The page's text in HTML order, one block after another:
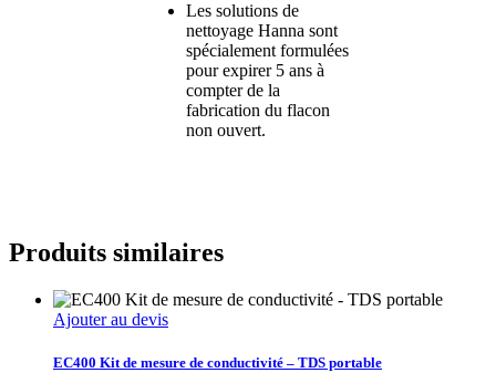
Les solutions de
nettoyage Hanna sont
spécialement formulées
pour expirer 5 ans à
compter de la
fabrication du flacon
non ouvert.
Produits similaires
Ajouter au devis
EC400 Kit de mesure de conductivité – TDS portable